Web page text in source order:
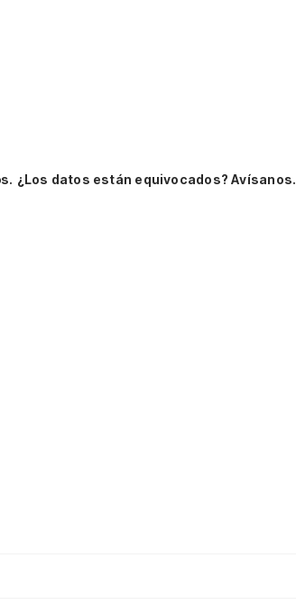
¿Los datos están equivocados? Avísanos.